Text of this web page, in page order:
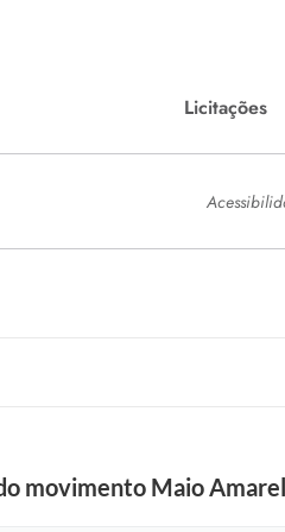
Licitações
Editais de Licitações
Chamamentos
movimento Maio